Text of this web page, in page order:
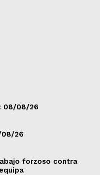
08/08/26
08/26
forzoso contra